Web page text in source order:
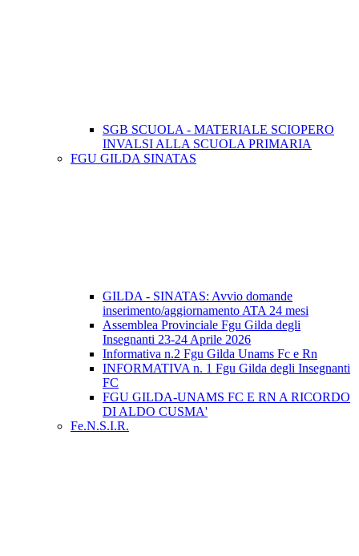
SGB SCUOLA - MATERIALE SCIOPERO
INVALSI ALLA SCUOLA PRIMARIA
FGU GILDA SINATAS
GILDA - SINATAS: Avvio domande
inserimento/aggiornamento ATA 24 mesi
Assemblea Provinciale Fgu Gilda degli
Insegnanti 23-24 Aprile 2026
Informativa n.2 Fgu Gilda Unams Fc e Rn
INFORMATIVA n. 1 Fgu Gilda degli Insegnanti
FC
FGU GILDA-UNAMS FC E RN A RICORDO
DI ALDO CUSMA'
Fe.N.S.I.R.